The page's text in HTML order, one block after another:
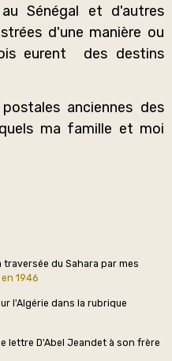
Sénégal et d'autres
d'une manière ou
eurent des destins
anciennes des
ma famille et moi
traversée du Sahara par mes
1946
l'Algérie dans la rubrique
lettre D'Abel Jeandet à son frère